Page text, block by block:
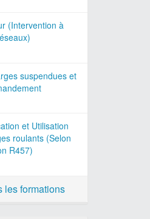
(Intervention à
suspendues et
et Utilisation
roulants (Selon
R457)
les formations